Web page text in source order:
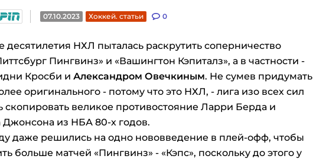
07.10.2023 Хоккей. статьи 0
десятилетия НХЛ пыталась раскрутить соперничество
Пингвинз» и «Вашингтон Кэпиталз», а в частности -
Кросби и Александром Овечкиным. Не сумев придумать
оригинального - потому что это НХЛ, - лига изо всех сил
скопировать великое противостояние Ларри Берда и
из НБА 80-х годов.
даже решились на одно нововведение в плей-офф, чтобы
больше матчей «Пингвинз» - «Кэпс», поскольку до этого у